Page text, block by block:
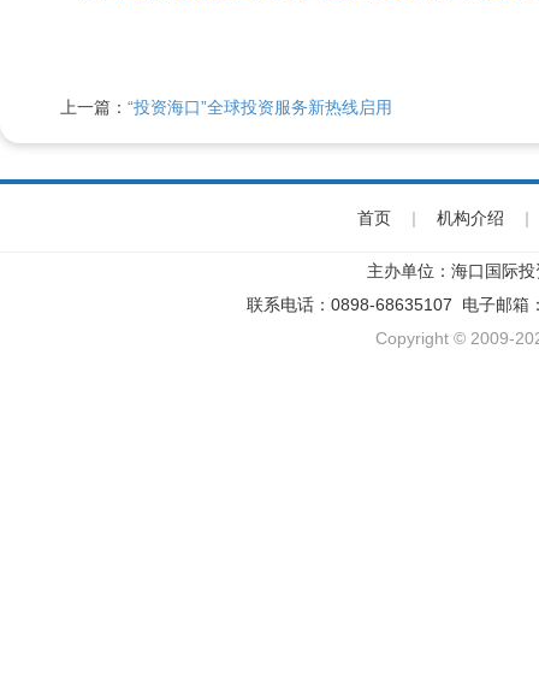
上一篇： “投资海口”全球投资服务新热线启用
首页 | 机构介绍 |
主办单位：海口国际
联系电话：0898-68635107 电子邮箱
Copyright © 2009-